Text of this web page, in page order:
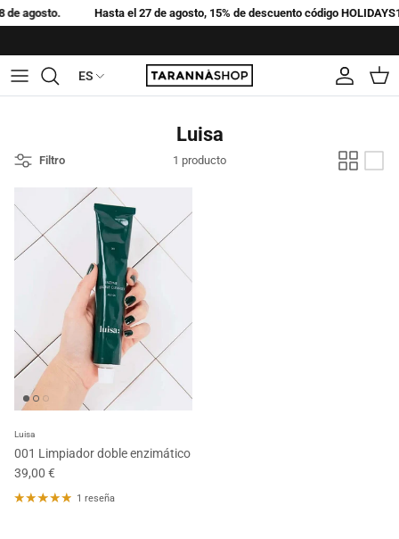
Ir al contenido
agosto. Hasta el 27 de agosto, 15% de descuento código
Idioma
ES Cuenta
Luisa
Filtro 1 producto
Luisa
001 Limpiador doble enzimático
39,00 €
1 reseña